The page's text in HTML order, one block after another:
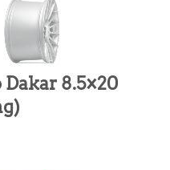
8.5×20